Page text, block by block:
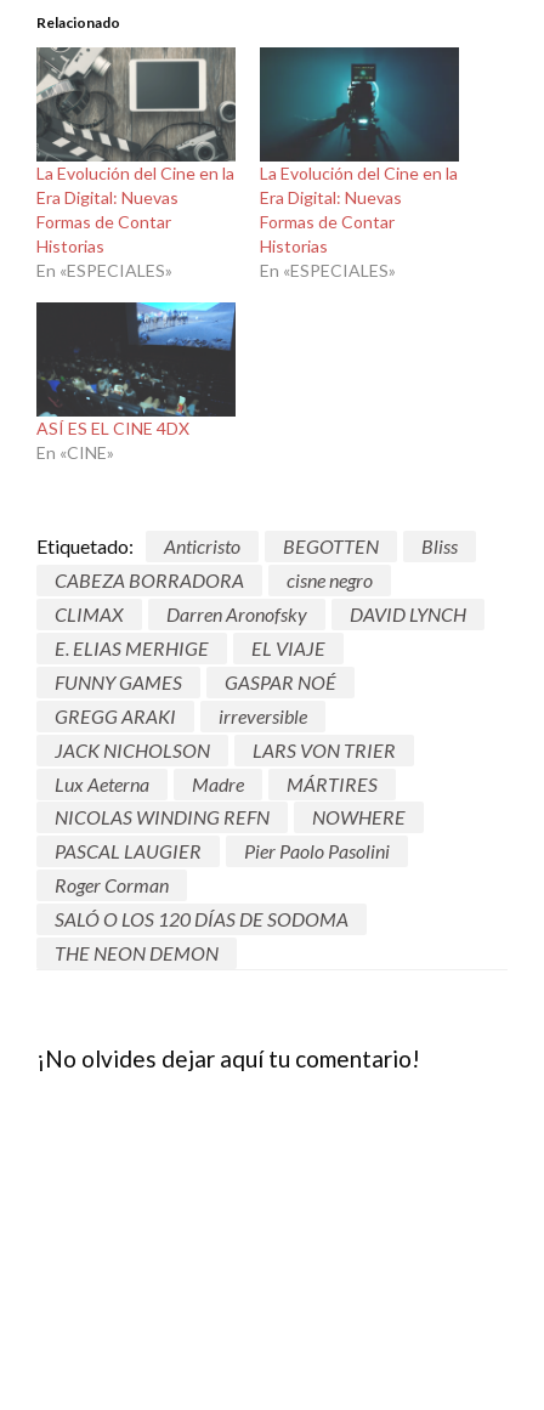
Relacionado
La Evolución del Cine en la
Era Digital: Nuevas
Formas de Contar
Historias
En «ESPECIALES»
La Evolución del Cine en la
Era Digital: Nuevas
Formas de Contar
Historias
En «ESPECIALES»
ASÍ ES EL CINE 4DX
En «CINE»
Etiquetado: Anticristo BEGOTTEN
Bliss
CABEZA BORRADORA
cisne negro
CLIMAX
Darren Aronofsky
DAVID LYNCH
E. ELIAS MERHIGE
EL VIAJE
FUNNY GAMES
GASPAR NOÉ
GREGG ARAKI
irreversible
JACK NICHOLSON
LARS VON TRIER
Lux Aeterna
Madre
MÁRTIRES
NICOLAS WINDING REFN
NOWHERE
PASCAL LAUGIER
Pier Paolo Pasolini
Roger Corman
SALÓ O LOS 120 DÍAS DE SODOMA
THE NEON DEMON
¡No olvides dejar aquí tu comentario!